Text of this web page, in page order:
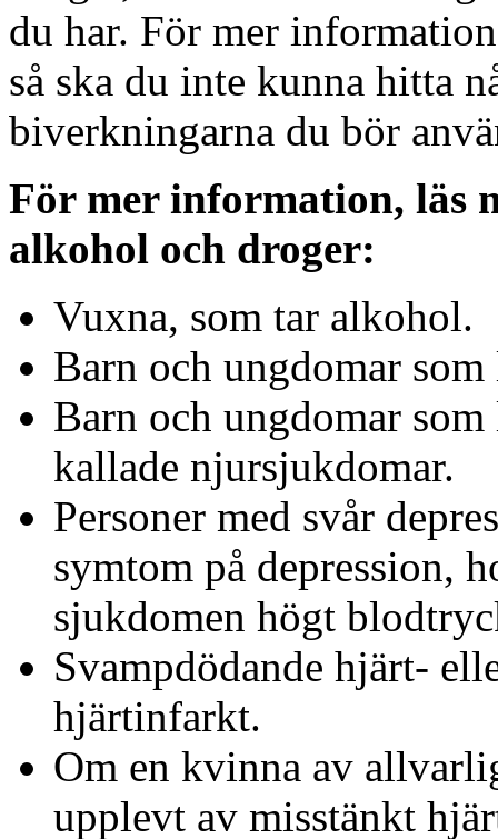
du har. För mer
så ska du inte kunna hitta
biverkningarna du bör
För mer information, läs
alkohol och droger:
Vuxna, som tar alkohol.
Barn och ungdomar
Barn och ungdomar
kallade njursjukdomar.
Personer med svår
symtom på depression,
sjukdomen högt
Svampdödande hjärt-
hjärtinfarkt.
Om en kvinna av
upplevt av misstänkt